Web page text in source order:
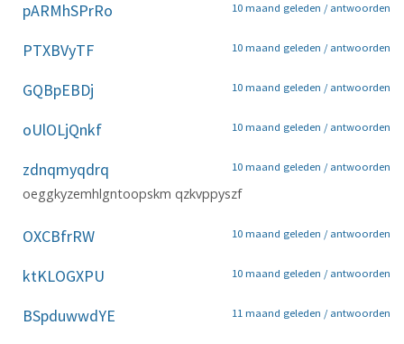
pARMhSPrRo 10 maand geleden / antwoorden
PTXBVyTF 10 maand geleden / antwoorden
GQBpEBDj 10 maand geleden / antwoorden
oUlOLjQnkf 10 maand geleden / antwoorden
zdnqmyqdrq 10 maand geleden / antwoorden
oeggkyzemhlgntoopskm qzkvppyszf
OXCBfrRW 10 maand geleden / antwoorden
ktKLOGXPU 10 maand geleden / antwoorden
BSpduwwdYE 11 maand geleden / antwoorden